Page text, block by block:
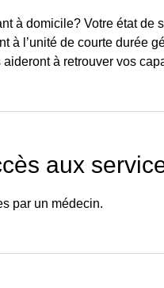
à domicile? Votre état de
à l’unité de courte durée
à retrouver vos
aux
par un médecin.